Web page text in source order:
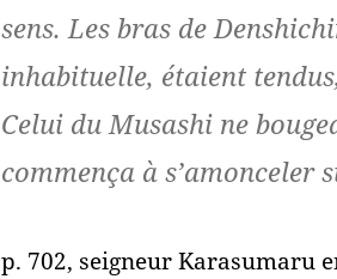
sens. Les bras de
inhabituelle, étaient
Celui du Musashi ne
commença à s’amonceler
p. 702, seigneur Karasumaru